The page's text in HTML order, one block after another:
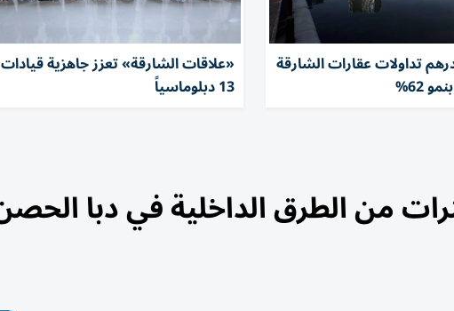
تداولات عقارات الشارقة
62%
«علاقات الشارقة» تعزز جاهزية قيادات
13 دبلوماسياً